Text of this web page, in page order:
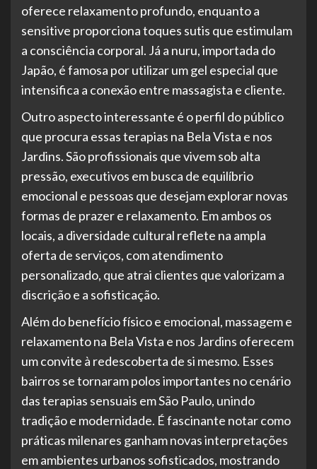
oferece relaxamento profundo, enquanto a
sensitive proporciona toques sutis que estimulam
a consciência corporal. Já a nuru, importada do
Japão, é famosa por utilizar um gel especial que
intensifica a conexão entre massagista e cliente.
Outro aspecto interessante é o perfil do público
que procura essas terapias na Bela Vista e nos
Jardins. São profissionais que vivem sob alta
pressão, executivos em busca de equilíbrio
emocional e pessoas que desejam explorar novas
formas de prazer e relaxamento. Em ambos os
locais, a diversidade cultural reflete na ampla
oferta de serviços, com atendimento
personalizado, que atrai clientes que valorizam a
discrição e a sofisticação.
Além do benefício físico e emocional, massagem e
relaxamento na Bela Vista e nos Jardins oferecem
um convite à redescoberta de si mesmo. Esses
bairros se tornaram polos importantes no cenário
das terapias sensuais em São Paulo, unindo
tradição e modernidade. É fascinante notar como
práticas milenares ganham novas interpretações
em ambientes urbanos sofisticados, mostrando